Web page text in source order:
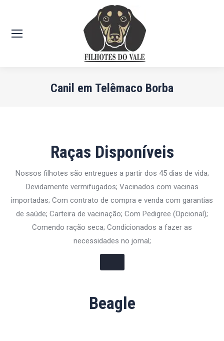
Canil em Telêmaco Borba
Raças Disponíveis
Nossos filhotes são entregues a partir dos 45 dias de vida;
Devidamente vermifugados; Vacinados com vacinas
importadas; Com contrato de compra e venda com garantias
de saúde; Carteira de vacinação; Com Pedigree (Opcional);
Comendo ração seca; Condicionados a fazer as
necessidades no jornal;
Beagle